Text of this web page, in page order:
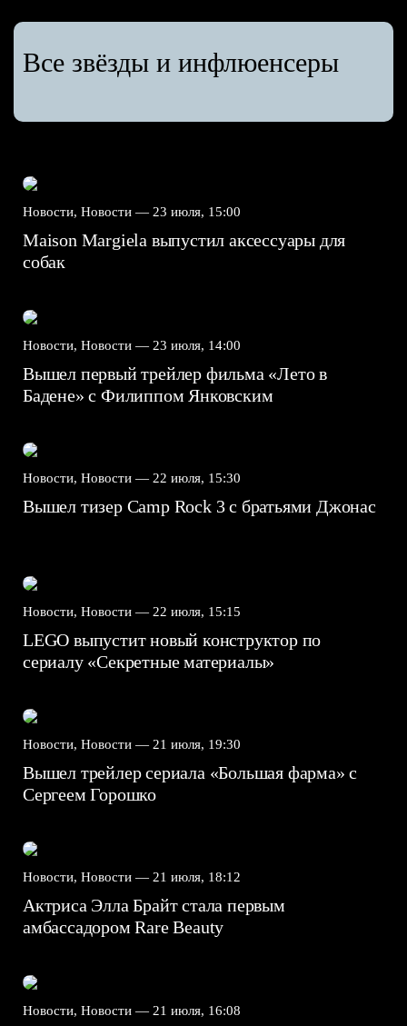
Все звёзды и инфлюенсеры
Новости, Новости — 23 июля, 15:00
Maison Margiela выпустил аксессуары для
собак
Новости, Новости — 23 июля, 14:00
Вышел первый трейлер фильма «Лето в
Бадене» с Филиппом Янковским
Новости, Новости — 22 июля, 15:30
Вышел тизер Camp Rock 3 с братьями Джонас
Новости, Новости — 22 июля, 15:15
LEGO выпустит новый конструктор по
сериалу «Секретные материалы»
Новости, Новости — 21 июля, 19:30
Вышел трейлер сериала «Большая фарма» с
Сергеем Горошко
Новости, Новости — 21 июля, 18:12
Актриса Элла Брайт стала первым
амбассадором Rare Beauty
Новости, Новости — 21 июля, 16:08